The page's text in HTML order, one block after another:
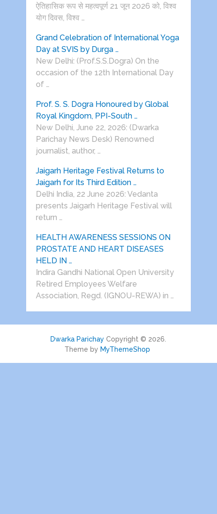
ऐतिहासिक रूप से महत्वपूर्ण 21 जून 2026 को, विश्व
योग दिवस, विश्व …
Grand Celebration of International Yoga
Day at SVIS by Durga …
New Delhi: (Prof.S.S.Dogra) On the
occasion of the 12th International Day
of …
Prof. S. S. Dogra Honoured by Global
Royal Kingdom, PPI-South …
New Delhi, June 22, 2026: (Dwarka
Parichay News Desk) Renowned
journalist, author, …
Jaigarh Heritage Festival Returns to
Jaigarh for Its Third Edition …
Delhi India, 22 June 2026: Vedanta
presents Jaigarh Heritage Festival will
return …
HEALTH AWARENESS SESSIONS ON
PROSTATE AND HEART DISEASES
HELD IN …
Indira Gandhi National Open University
Retired Employees Welfare
Association, Regd. (IGNOU-REWA) in …
Dwarka Parichay Copyright © 2026.
Theme by MyThemeShop